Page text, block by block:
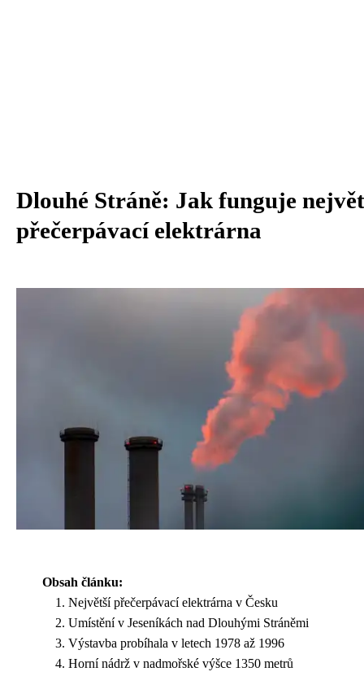
Dlouhé Stráně: Jak funguje
přečerpávací elektrárna
Obsah článku:
Největší přečerpávací elektrárna v Česku
Umístění v Jeseníkách nad Dlouhými Stráněmi
Výstavba probíhala v letech 1978 až 1996
Horní nádrž v nadmořské výšce 1350 metrů